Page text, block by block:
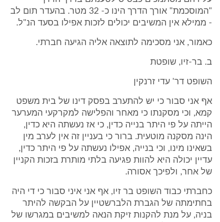
"המוסכמת" אורך הדרך הינו כ- 32 מטר. בהעדר תום לב
- ממילא אין המשיבים יכולים לזכות אפילו בסעד הנ"ל.
כאמור, אני מסכימה לתוצאה אליה הגיעה חברתי.
ב. בר-זיו, שופטת
השופט דר' עדי זרנקין
אף אני סבור כי יש להתערב בפסק דינו של בית משפט
קמא, וכי מסקנתו כי מאחר והפלישה למקרקעי המערער
הייתה על פי היתר בנייה כדין, כי אז נעשתה היא כדין,
הינה מסקנה מוטעית. ברור כי בעניין זה אין לערב מין
בשאינו מינו, וכי בנייה, אפילו נעשתה על פי היתר כדין,
עדיין יכולה היא להוות פגיעה בלתי מותרת בזכות הקניין
של אחר, ולפיכך אסורה.
כחברתי כבוד השופט בר זיו, אף אני איני סבור כי די היה
בחתימתה של הגברת הלברשטיין על הבקשה להיתר
בניה, על מנת להקנות זיקת הנאה למשיבים במגרשו של